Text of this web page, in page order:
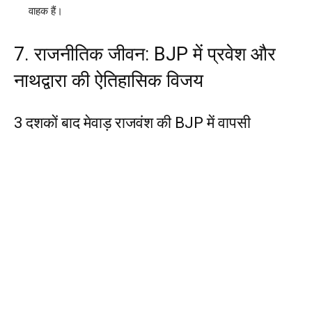
वाहक हैं।
7. राजनीतिक जीवन: BJP में प्रवेश और
नाथद्वारा की ऐतिहासिक विजय
3 दशकों बाद मेवाड़ राजवंश की BJP में वापसी